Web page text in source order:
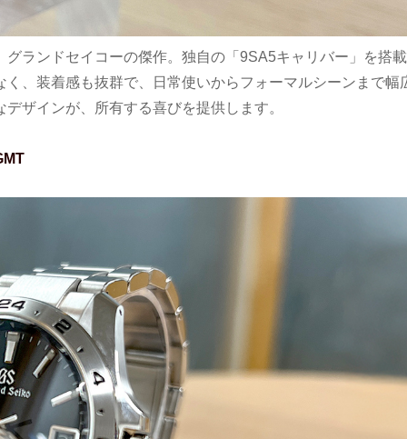
ランドセイコーの傑作。独自の「9SA5キャリバー」を搭載
、装着感も抜群で、日常使いからフォーマルシーンまで幅
ザインが、所有する喜びを提供します。